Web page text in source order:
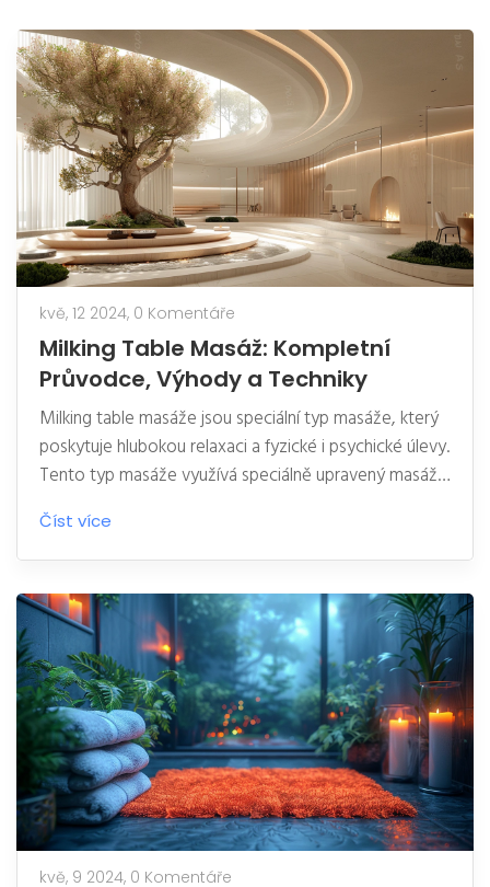
kvě, 12 2024, 0 Komentáře
Milking Table Masáž: Kompletní
Průvodce, Výhody a Techniky
Milking table masáže jsou speciální typ masáže, který
poskytuje hlubokou relaxaci a fyzické i psychické úlevy.
Tento typ masáže využívá speciálně upravený masážní
stůl, který umožňuje dostupnost a pohodlí při
zaměření se na specifické oblasti těla. V článku
probereme, jak milking table masáž funguje, jaké jsou
její hlavní výhody a pro koho je nejvhodnější.
Číst více
kvě, 9 2024, 0 Komentáře